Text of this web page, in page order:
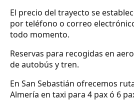
El precio del trayecto se
por teléfono o correo
todo momento.
Reservas para recogidas en
de autobús y tren.
En San Sebastián ofrecemos
Almería en taxi para 4 pax ó 6